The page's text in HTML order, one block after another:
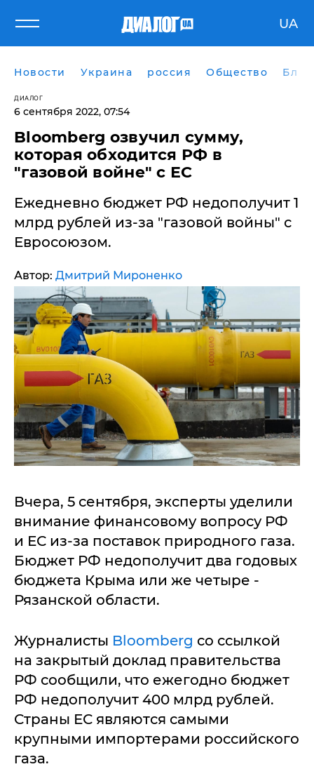
UA
Новости Украина россия Общество
ДИАЛОГ
6 сентября 2022, 07:54
​Bloomberg озвучил сумму,
которая обходится РФ в
"газовой войне" с ЕС
Ежедневно бюджет РФ недополучит 1
млрд рублей из-за "газовой войны" с
Евросоюзом.
Автор: Дмитрий Мироненко
Вчера, 5 сентября, эксперты уделили
внимание финансовому вопросу РФ
и ЕС из-за поставок природного газа.
Бюджет РФ недополучит два годовых
бюджета Крыма или же четыре -
Рязанской области.
Журналисты Bloomberg со ссылкой
на закрытый доклад правительства
РФ сообщили, что ежегодно бюджет
РФ недополучит 400 млрд рублей.
Страны ЕС являются самыми
крупными импортерами российского
газа.